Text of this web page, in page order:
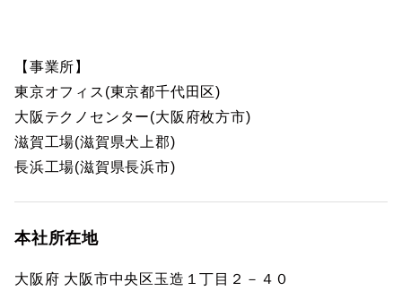
【事業所】
東京オフィス(東京都千代田区)
大阪テクノセンター(大阪府枚方市)
滋賀工場(滋賀県犬上郡)
長浜工場(滋賀県長浜市)
本社所在地
大阪府 大阪市中央区玉造１丁目２－４０